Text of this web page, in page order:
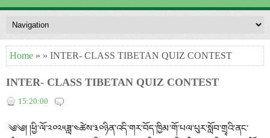
Home » » INTER- CLASS TIBETAN QUIZ CONTEST
INTER- CLASS TIBETAN QUIZ CONTEST
15:20:00
༄༄། །ཕྱི་ལོ་༢༠༢༥ཟླ་༤ཚེས་༣༠ཉིན་འདི་གར་བོད་ཁྱིམ་གོ་པལ་པུར་སློབ་གྲྭའི་ནང་